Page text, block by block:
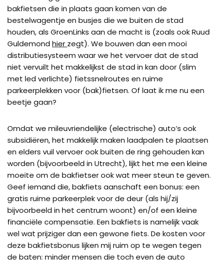
bakfietsen die in plaats gaan komen van de
bestelwagentje en busjes die we buiten de stad
houden, als GroenLinks aan de macht is (zoals ook Ruud
Guldemond hier zegt). We bouwen dan een mooi
distributiesysteem waar we het vervoer dat de stad
niet vervuilt het makkelijkst de stad in kan door (slim
met led verlichte) fietssnelroutes en ruime
parkeerplekken voor (bak)fietsen. Of laat ik me nu een
beetje gaan?
Omdat we mileuvriendelijke (electrische) auto’s ook
subsidiëren, het makkelijk maken laadpalen te plaatsen
en elders vuil vervoer ook buiten de ring gehouden kan
worden (bijvoorbeeld in Utrecht), lijkt het me een kleine
moeite om de bakfietser ook wat meer steun te geven.
Geef iemand die, bakfiets aanschaft een bonus: een
gratis ruime parkeerplek voor de deur (als hij/zij
bijvoorbeeld in het centrum woont) en/of een kleine
financiële compensatie. Een bakfiets is namelijk vaak
wel wat prijziger dan een gewone fiets. De kosten voor
deze bakfietsbonus lijken mij ruim op te wegen tegen
de baten: minder mensen die toch even de auto